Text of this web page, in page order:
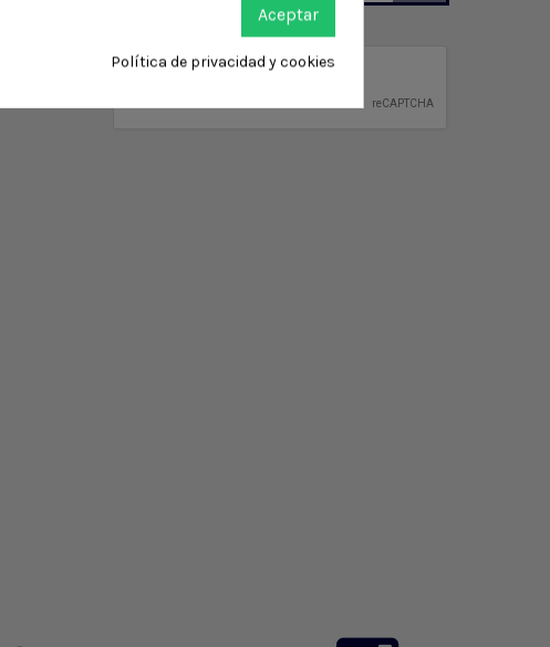
información de contacto en el aviso legal.
de privacidad
Aceptar
Política de privacidad y cookies